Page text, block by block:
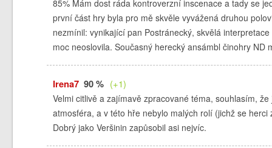
85% Mám dost ráda kontroverzní inscenace a tady se
první část hry byla pro mě skvěle vyvážená druhou
nezmínil: vynikající pan Postránecký, skvělá
moc neoslovila. Současný herecký ansámbl činohry ND
Irena790 % (+1)
Velmi citlivě a zajímavě zpracované téma, souhlasím,
atmosféra, a v této hře nebylo malých rolí (jichž se
Dobrý jako Veršinin zapůsobil asi nejvíc.